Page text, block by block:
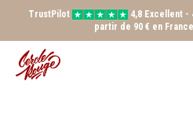
TrustPilot
4,8 Excellent -
partir de 90 € en